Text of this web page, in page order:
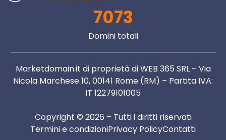
7073
Domini totali
Marketdomain.it di proprietà di WEB 365 SRL – Via
Nicola Marchese 10, 00141 Rome (RM) – Partita IVA:
IT 12279101005
Copyright © 2026 – Tutti i diritti riservati
Termini e condizioniPrivacy PolicyContatti